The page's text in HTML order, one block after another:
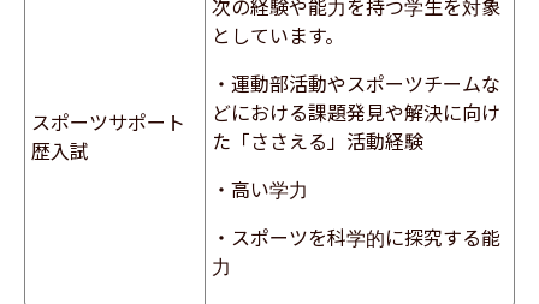
スポーツサポート
歴入試
次の経験や能力を持つ学生を対象
としています。
・運動部活動やスポーツチームな
どにおける課題発見や解決に向け
た「ささえる」活動経験
・高い学力
・スポーツを科学的に探究する能
力